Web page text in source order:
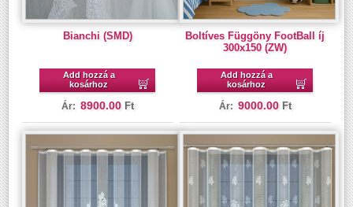
Bianchi (SMD)
Add hozzá a
kosárhoz
Ár: 8900.00 Ft
Boltíves Függöny FootBall íj
300x150 (ZW)
Add hozzá a
kosárhoz
Ár: 9000.00 Ft